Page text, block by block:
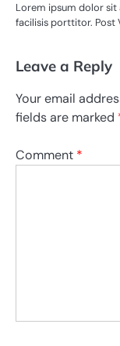
Lorem ipsum dolor
facilisis porttitor. Post
Leave a Reply
Your email
fields are marked
Comment *